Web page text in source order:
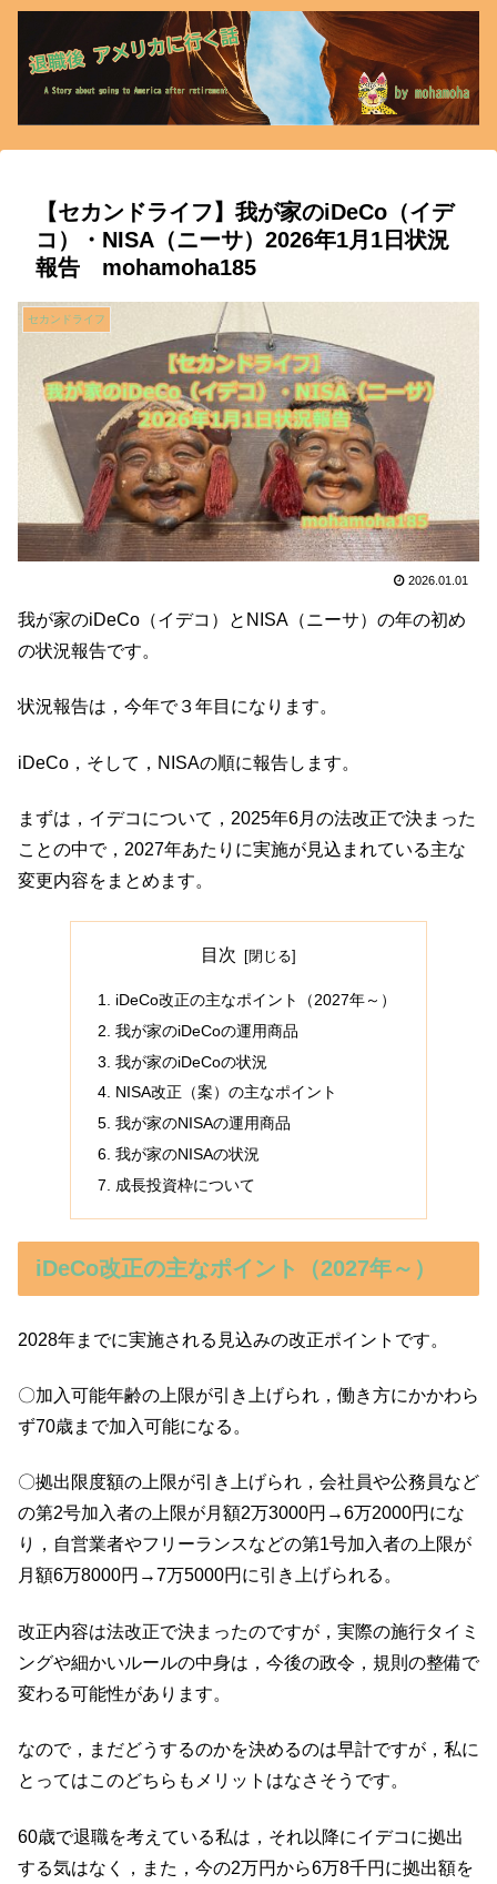
【セカンドライフ】我が家のiDeCo（イデ
コ）・NISA（ニーサ）2026年1月1日状況
報告 mohamoha185
セカンドライフ
2026.01.01
我が家のiDeCo（イデコ）とNISA（ニーサ）の年の初め
の状況報告です。
状況報告は，今年で３年目になります。
iDeCo，そして，NISAの順に報告します。
まずは，イデコについて，2025年6月の法改正で決まった
ことの中で，2027年あたりに実施が見込まれている主な
変更内容をまとめます。
目次
iDeCo改正の主なポイント（2027年～）
我が家のiDeCoの運用商品
我が家のiDeCoの状況
NISA改正（案）の主なポイント
我が家のNISAの運用商品
我が家のNISAの状況
成長投資枠について
iDeCo改正の主なポイント（2027年～）
2028年までに実施される見込みの改正ポイントです。
〇加入可能年齢の上限が引き上げられ，働き方にかかわら
ず70歳まで加入可能になる。
〇拠出限度額の上限が引き上げられ，会社員や公務員など
の第2号加入者の上限が月額2万3000円→6万2000円にな
り，自営業者やフリーランスなどの第1号加入者の上限が
月額6万8000円→7万5000円に引き上げられる。
改正内容は法改正で決まったのですが，実際の施行タイミ
ングや細かいルールの中身は，今後の政令，規則の整備で
変わる可能性があります。
なので，まだどうするのかを決めるのは早計ですが，私に
とってはこのどちらもメリットはなさそうです。
60歳で退職を考えている私は，それ以降にイデコに拠出
する気はなく，また，今の2万円から6万8千円に拠出額を